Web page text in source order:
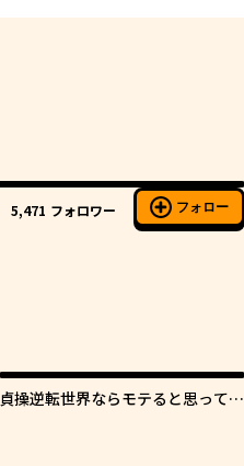
5,471 フォロワー フォロー
貞操逆転世界ならモテると思ってい